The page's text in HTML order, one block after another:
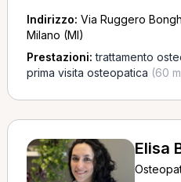
Indirizzo: Via Ruggero
Milano (MI)
Prestazioni:trattamento
prima visita osteopatica (60
Elisa